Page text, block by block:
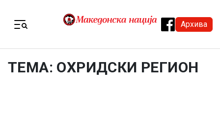
Архива
ТЕМА: ОХРИДСКИ РЕГИОН